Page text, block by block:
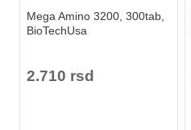
Mega Amino 3200, 300tab,
BioTechUsa
2.710 rsd